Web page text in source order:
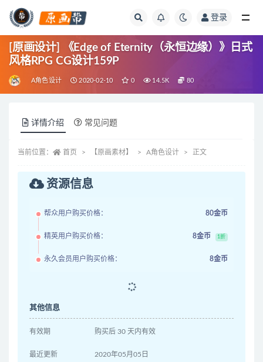
登录
[原画设计] 《Edge of Eternity（永恒边缘）》日式
风格RPG CG设计159P
A角色设计 2020-02-10 0 14.5K 80
详情介绍 常见问题
当前位置： 首页 【原画素材】 A角色设计 正文
资源信息
帮众用户购买价格： 80金币
精英用户购买价格： 8金币 1折
永久会员用户购买价格： 8金币
其他信息
有效期 购买后 30 天内有效
最近更新 2020年05月05日